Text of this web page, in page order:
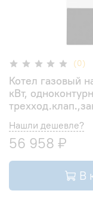
(0)
Котел газовый
кВт,
Нашли дешевле?
56 958 ₽
В